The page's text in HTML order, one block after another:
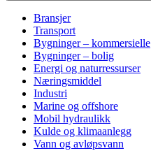
Bransjer
Transport
Bygninger – kommersielle
Bygninger – bolig
Energi og naturressurser
Næringsmiddel
Industri
Marine og offshore
Mobil hydraulikk
Kulde og klimaanlegg
Vann og avløpsvann